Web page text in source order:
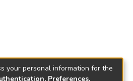
your personal information for the
Preferences,